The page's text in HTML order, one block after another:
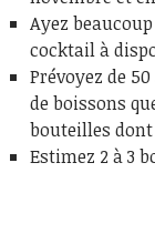
Ayez
cocktail à
Prévoyez de
de boissons
bouteilles
Estimez 2 à 3